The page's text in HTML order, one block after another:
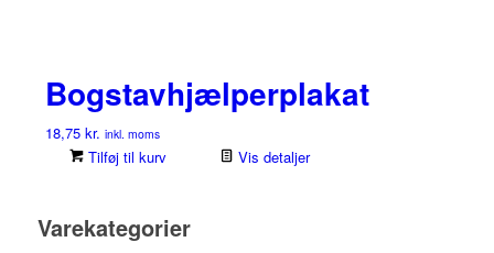
Bogstavhjælperplakat
18,75 kr. inkl. moms
Tilføj til kurv Vis detaljer
Varekategorier